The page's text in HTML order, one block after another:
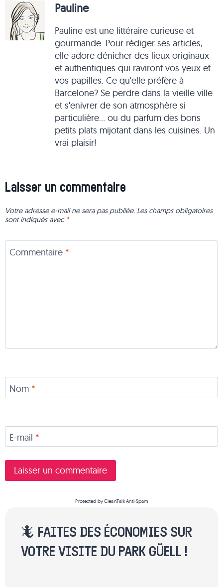
Pauline
Pauline est une littéraire curieuse et
gourmande. Pour rédiger ses articles,
elle adore dénicher des lieux originaux
et authentiques qui raviront vos yeux et
vos papilles. Ce qu'elle préfère à
Barcelone? Se perdre dans la vieille ville
et s'enivrer de son atmosphère si
particulière... ou du parfum des bons
petits plats mijotant dans les cuisines. Un
vrai plaisir!
Laisser un commentaire
Votre adresse e-mail ne sera pas publiée. Les champs obligatoires
sont indiqués avec *
Commentaire *
Nom *
E-mail *
Protected byCleanTalk Anti-Spam
🦎 FAITES DES ÉCONOMIES SUR
VOTRE VISITE DU PARK GÜELL !